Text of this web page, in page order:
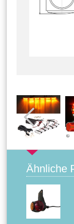
Ähnliche